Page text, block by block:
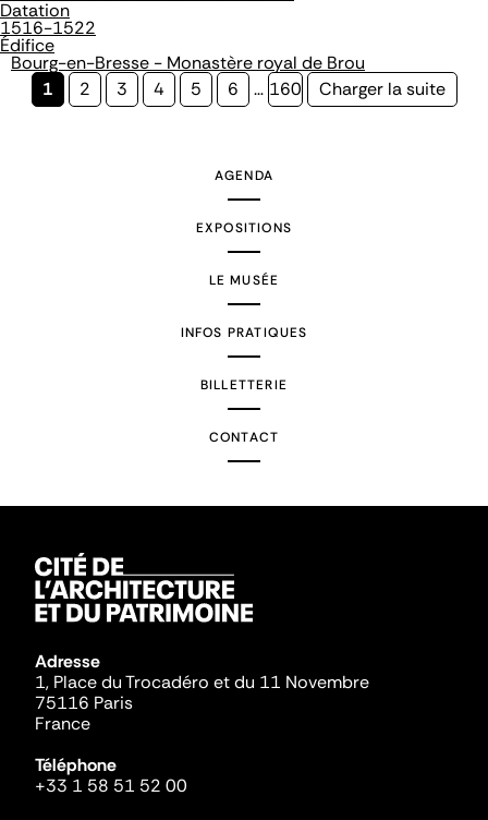
Datation
1516-1522
Édifice
Bourg-en-Bresse - Monastère royal de Brou
Page
1 Page
2 Page
3 Page
4 Page
5 Page
6 … Page
160
Page
Charger la suite
AGENDA
EXPOSITIONS
LE MUSÉE
INFOS PRATIQUES
BILLETTERIE
CONTACT
Adresse
1, Place du Trocadéro et du 11 Novembre
75116 Paris
France
Téléphone
+33 1 58 51 52 00